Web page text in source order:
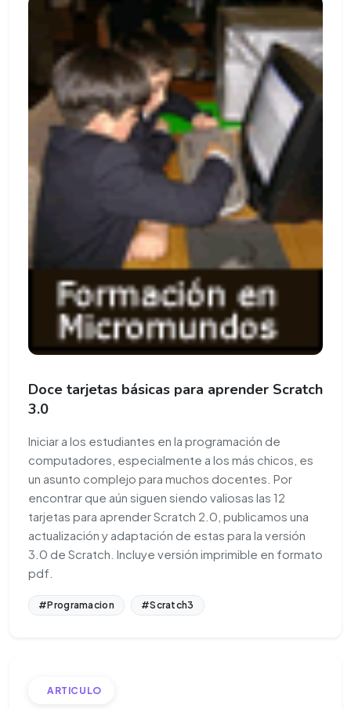
Doce tarjetas básicas para aprender Scratch
3.0
Iniciar a los estudiantes en la programación de
computadores, especialmente a los más chicos, es
un asunto complejo para muchos docentes. Por
encontrar que aún siguen siendo valiosas las 12
tarjetas para aprender Scratch 2.0, publicamos una
actualización y adaptación de estas para la versión
3.0 de Scratch. Incluye versión imprimible en formato
pdf.
#Programacion #Scratch3
ARTICULO